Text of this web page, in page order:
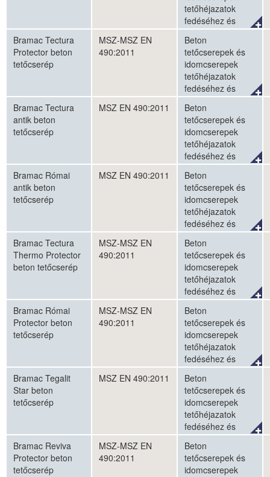
tetőhéjazatok
fedéséhez és
külső
falhomlokzatok
burkolásához
Bramac Tectura
Protector beton
tetőcserép
MSZ-MSZ EN
490:2011
Beton
tetőcserepek és
idomcserepek
tetőhéjazatok
fedéséhez és
külső
falhomlokzatok
burkolásához
Bramac Tectura
antik beton
tetőcserép
MSZ EN 490:2011
Beton
tetőcserepek és
idomcserepek
tetőhéjazatok
fedéséhez és
külső
falhomlokzatok
burkolásához
Bramac Római
antik beton
tetőcserép
MSZ EN 490:2011
Beton
tetőcserepek és
idomcserepek
tetőhéjazatok
fedéséhez és
külső
falhomlokzatok
burkolásához
Bramac Tectura
Thermo Protector
beton tetőcserép
MSZ-MSZ EN
490:2011
Beton
tetőcserepek és
idomcserepek
tetőhéjazatok
fedéséhez és
külső
falhomlokzatok
burkolásához
Bramac Római
Protector beton
tetőcserép
MSZ-MSZ EN
490:2011
Beton
tetőcserepek és
idomcserepek
tetőhéjazatok
fedéséhez és
külső
falhomlokzatok
burkolásához
Bramac Tegalit
Star beton
tetőcserép
MSZ EN 490:2011
Beton
tetőcserepek és
idomcserepek
tetőhéjazatok
fedéséhez és
külső
falhomlokzatok
burkolásához
Bramac Reviva
Protector beton
tetőcserép
MSZ-MSZ EN
490:2011
Beton
tetőcserepek és
idomcserepek